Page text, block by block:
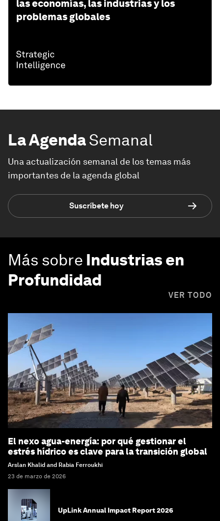
las economías, las industrias y los
problemas globales
La AgendaSemanal
Una actualización semanal de los temas más
importantes de la agenda global
Suscríbete hoy
Más sobre Industrias en
Profundidad
VER TODO
El nexo agua-energía: por qué gestionar el
estrés hídrico es clave para la transición global
Arslan Khalid and Rabia Ferroukhi
23 de marzo de 2026
UpLink Annual Impact Report 2026